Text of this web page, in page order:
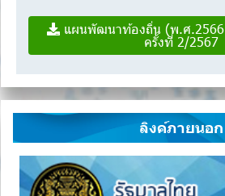
แผนพัฒนาท้องถิ่น (พ.ศ.2566
ครั้งที่ 2/2567
ลิงค์ภายนอก